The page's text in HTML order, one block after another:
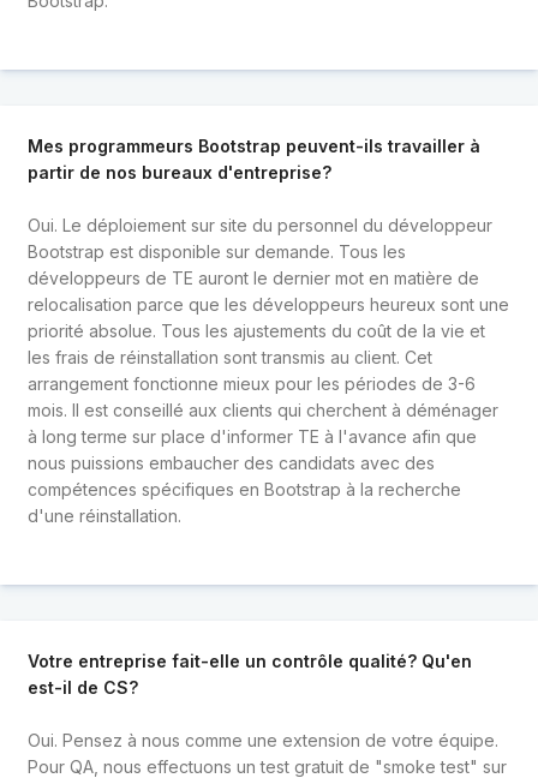
Mes programmeurs Bootstrap peuvent-ils travailler à
partir de nos bureaux d'entreprise?
Oui. Le déploiement sur site du personnel du développeur
Bootstrap est disponible sur demande. Tous les
développeurs de TE auront le dernier mot en matière de
relocalisation parce que les développeurs heureux sont une
priorité absolue. Tous les ajustements du coût de la vie et
les frais de réinstallation sont transmis au client. Cet
arrangement fonctionne mieux pour les périodes de 3-6
mois. Il est conseillé aux clients qui cherchent à déménager
à long terme sur place d'informer TE à l'avance afin que
nous puissions embaucher des candidats avec des
compétences spécifiques en Bootstrap à la recherche
d'une réinstallation.
Votre entreprise fait-elle un contrôle qualité? Qu'en
est-il de CS?
Oui. Pensez à nous comme une extension de votre équipe.
Pour QA, nous effectuons un test gratuit de "smoke test" sur